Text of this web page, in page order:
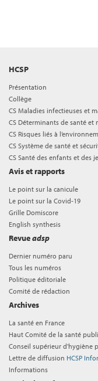
HCSP
Présentation
Collège
CS Maladies infectieuses et
CS Déterminants de santé
CS Risques liés à
CS Système de santé et
CS Santé des enfants et
Avis et rapports
Le point sur la canicule
Le point sur la Covid-19
Grille Domiscore
English synthesis
Revueadsp
Dernier numéro paru
Tous les numéros
Politique éditoriale
Comité de rédaction
Archives
La santé en France
Haut Comité de la santé
Conseil supérieur d'hygiène
Lettre de diffusion HCSP
Informations